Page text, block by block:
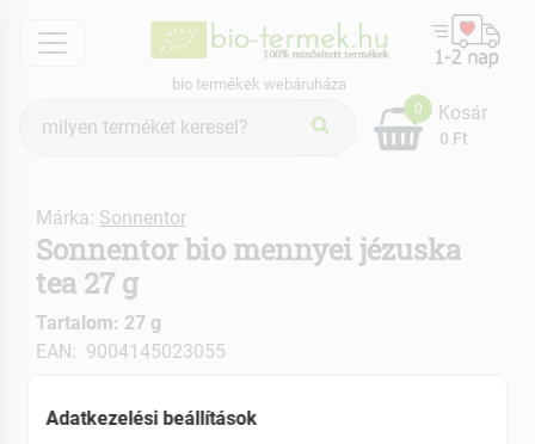
menu
bio termékek webáruháza
keresés
0
0 Ft
Kosár
ÚJ
Márka: Sonnentor
Sonnentor bio mennyei jézuska
tea 27 g
Tartalom: 27 g
EAN: 9004145023055
Adatkezelési beállítások